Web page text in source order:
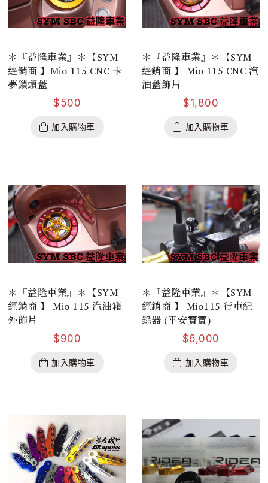
＊『益隆車業』＊【SYM
經銷商 】Mio 115 CNC 卡
夢鎖頭蓋
$500
加入購物車
＊『益隆車業』＊【SYM
經銷商 】 Mio 115 CNC 汽
油蓋飾片
$1,800
加入購物車
＊『益隆車業』＊【SYM
經銷商 】 Mio 115 汽油箱
外飾片
$900
加入購物車
＊『益隆車業』＊【SYM
經銷商 】 Mio115 行車紀
錄器 (平安寶寶)
$6,000
加入購物車